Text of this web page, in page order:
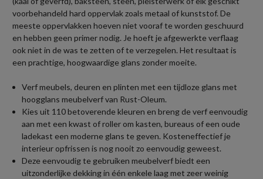
voorbehandeld hard oppervlak zoals metaal of kunststof. De
meeste oppervlakken hoeven niet vooraf te worden geschuurd
en hebben geen primer nodig. Je hoeft je afgewerkte verflaag
ook niet in de was te zetten of te verzegelen. Het resultaat is
een prachtige, hoogwaardige glans zonder moeite.
Verf meubels, deuren en plinten met een tijdloze glans met
hoogglans meubelverf van Rust-Oleum.
Kies uit 110 betoverende kleuren en breng de verf eenvoudig
aan met een kwast of roller om kasten, bureaus of een oude
ladekast een moderne glans te geven. Kosteneffectief je
interieur opfrissen is nog nooit zo eenvoudig geweest.
Deze eenvoudig te gebruiken meubelverf biedt een
uitzonderlijke dekking in één enkele laag met zeer weinig